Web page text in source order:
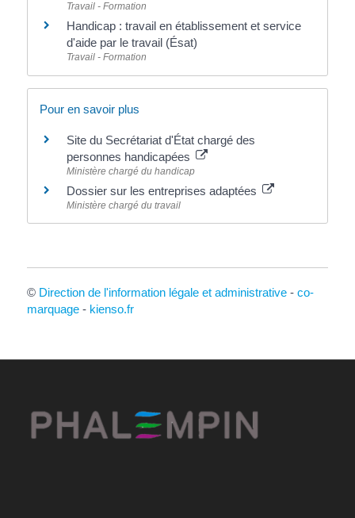
Travail - Formation
Handicap : travail en établissement et service
d'aide par le travail (Ésat)
Travail - Formation
Pour en savoir plus
Site du Secrétariat d'État chargé des
personnes handicapées
Ministère chargé du handicap
Dossier sur les entreprises adaptées
Ministère chargé du travail
© Direction de l'information légale et administrative- co-
marquage- kienso.fr